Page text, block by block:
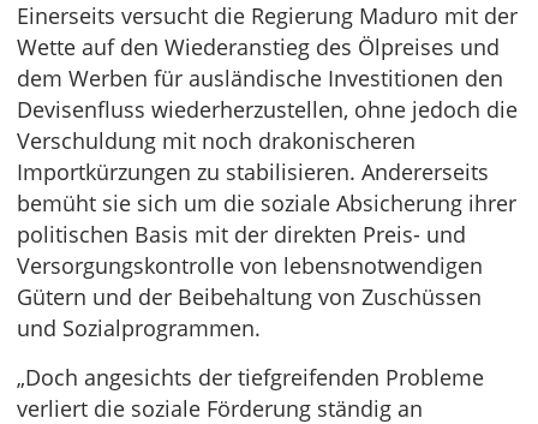
Einerseits versucht die Regierung Maduro mit der
Wette auf den Wiederanstieg des Ölpreises und
dem Werben für ausländische Investitionen den
Devisenfluss wiederherzustellen, ohne jedoch die
Verschuldung mit noch drakonischeren
Importkürzungen zu stabilisieren. Andererseits
bemüht sie sich um die soziale Absicherung ihrer
politischen Basis mit der direkten Preis- und
Versorgungskontrolle von lebensnotwendigen
Gütern und der Beibehaltung von Zuschüssen
und Sozialprogrammen.
„Doch angesichts der tiefgreifenden Probleme
verliert die soziale Förderung ständig an